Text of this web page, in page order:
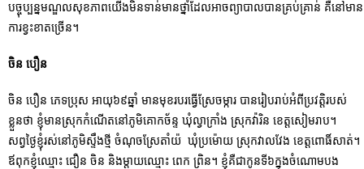
បច្ចុប្បន្នមណ្ឌលសុខភាពយើងមិនទាន់មានថ្នាំដែលអាចព្យាបាលបានគ្រប់គ្រាន់ គឺនៅមាន
ការខ្វះខាតច្រើន។
ចិន បឿន
ចិន បឿន ភេទប្រុស អាយុ៦៩ឆ្នាំ មានមុខរបរធ្វើស្រែចម្ការ បានរៀបរាប់អំពីប្រវត្តិរបស់
ខ្លួនថា ខ្ញុំមានស្រុកកំណើតនៅភូមិគោកច័ន្ទ ឃុំល្វាក្រាំង ស្រុកវ៉ារិន ខេត្តសៀមរាប។
សព្វថ្ងៃខ្ញុំរស់នៅភូមិស្ទឹងថ្មី ចំណុចស្រែតាំយ៉ ឃុំប្រម៉ោយ ស្រុកវាលវែង ខេត្តពោធិ៍សាត់។
ឪពុកខ្ញុំឈ្មោះ ជឿន ចិន និងម្តាយឈ្មោះ ពេក ព្រិន។ ខ្ញុំគឺជាកូនទី៦ក្នុងចំណោមបង